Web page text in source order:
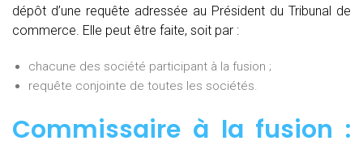
dépôt d’une requête adressée au Président du Tribunal de
commerce. Elle peut être faite, soit par :
chacune des société participant à la fusion ;
requête conjointe de toutes les sociétés.
Commissaire à la fusion :